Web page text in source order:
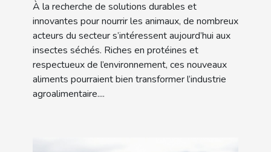
À la recherche de solutions durables et
innovantes pour nourrir les animaux, de nombreux
acteurs du secteur s’intéressent aujourd’hui aux
insectes séchés. Riches en protéines et
respectueux de l’environnement, ces nouveaux
aliments pourraient bien transformer l’industrie
agroalimentaire....